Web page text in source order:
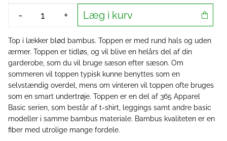
- + Læg i kurv
Top i lækker blød bambus. Toppen er med rund hals og uden
ærmer. Toppen er tidløs, og vil blive en helårs del af din
garderobe, som du vil bruge sæson efter sæson. Om
sommeren vil toppen typisk kunne benyttes som en
selvstændig overdel, mens om vinteren vil toppen ofte bruges
som en smart undertrøje. Toppen er en del af 365 Apparel
Basic serien, som består af t-shirt, leggings samt andre basic
modeller i samme bambus materiale. Bambus kvaliteten er en
fiber med utrolige mange fordele.